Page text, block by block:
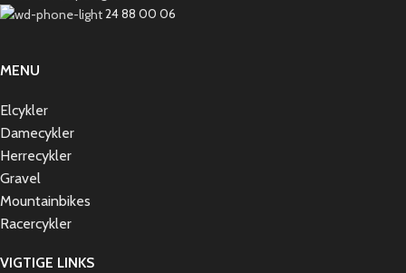
24 88 00 06
MENU
Elcykler
Damecykler
Herrecykler
Gravel
Mountainbikes
Racercykler
VIGTIGE LINKS